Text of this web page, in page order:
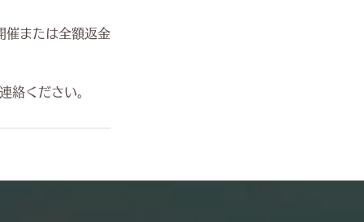
催または全額返金
絡ください。